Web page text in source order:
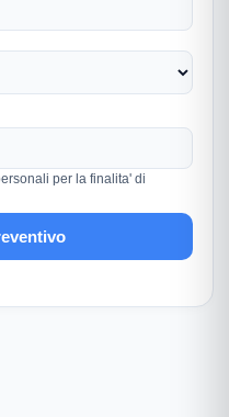
per la finalita' di